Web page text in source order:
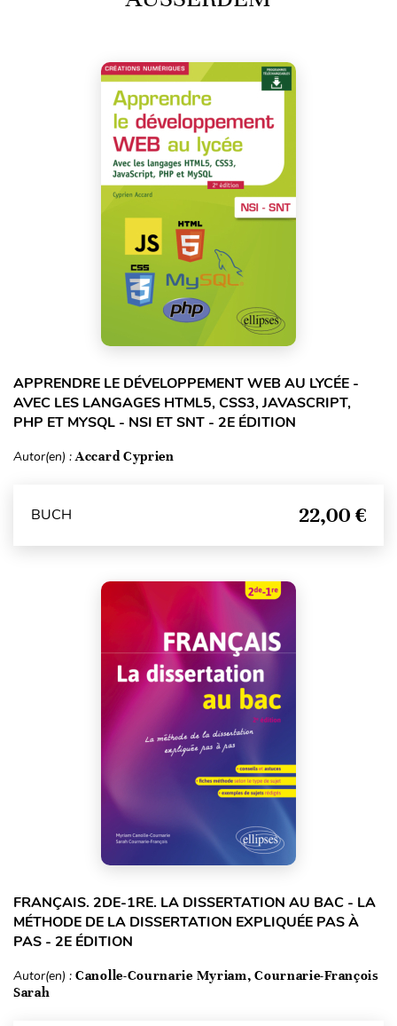
APPRENDRE LE DÉVELOPPEMENT WEB AU LYCÉE -
AVEC LES LANGAGES HTML5, CSS3, JAVASCRIPT,
PHP ET MYSQL - NSI ET SNT - 2E ÉDITION
Autor(en) :Accard Cyprien
BUCH 22,00 €
FRANÇAIS. 2DE-1RE. LA DISSERTATION AU BAC - LA
MÉTHODE DE LA DISSERTATION EXPLIQUÉE PAS À
PAS - 2E ÉDITION
Autor(en) : Canolle-Cournarie Myriam, Cournarie-François
Sarah